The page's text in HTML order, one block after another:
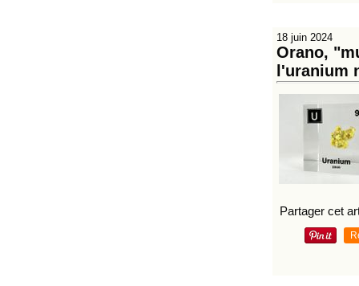
18 juin 2024
Orano,
l'uranium
Partager cet